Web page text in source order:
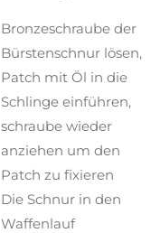
Bronzeschraube der
Bürstenschnur lösen,
Patch mit Öl in die
Schlinge einführen,
schraube wieder
anziehen um den
Patch zu fixieren
Die Schnur in den
Waffenlauf